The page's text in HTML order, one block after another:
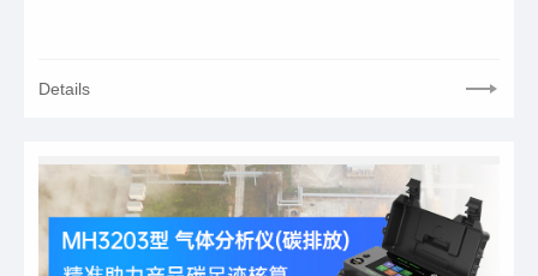
Details